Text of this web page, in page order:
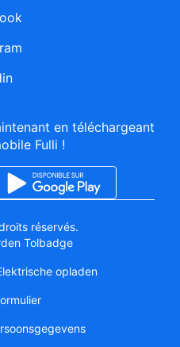
en téléchargeant
Fulli !
réservés.
Tolbadge
opladen